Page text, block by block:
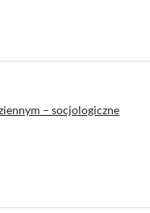
– socjologiczne